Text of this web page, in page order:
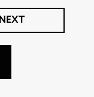
NEXT